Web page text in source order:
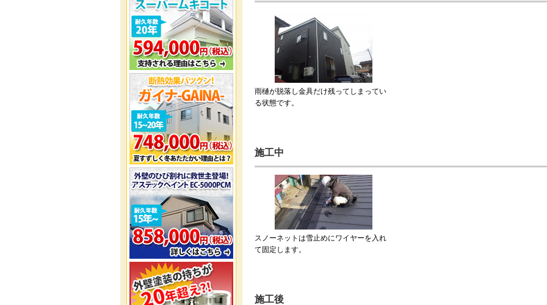
雨樋が脱落し金具だけ残ってしまってい
る状態です。
施工中
スノーネットは雪止めにワイヤーを入れ
て固定します。
施工後